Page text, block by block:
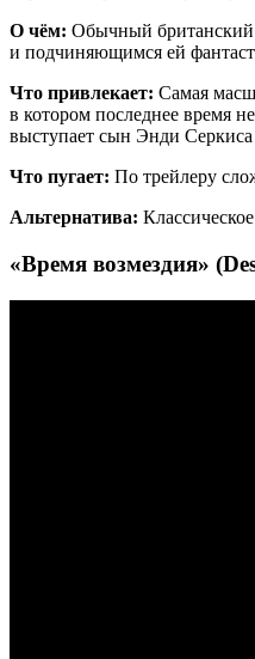
О чём: Обычный британский
и подчиняющимся ей
Что привлекает: Самая
в котором последнее время
выступает сын Энди Серкиса
Что пугает: По трейлеру
Альтернатива:
«Время возмездия»